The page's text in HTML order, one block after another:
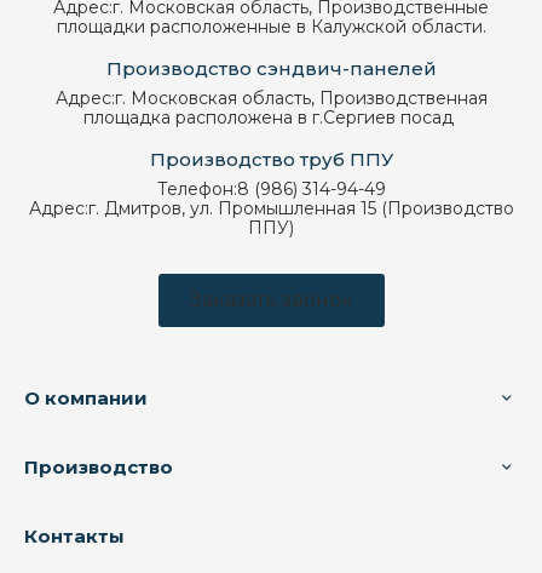
Адрес:г. Московская область, Производственные
площадки расположенные в Калужской области.
Производство сэндвич-панелей
Адрес:г. Московская область, Производственная
площадка расположена в г.Сергиев посад
Производство труб ППУ
Телефон:8 (986) 314-94-49
Адрес:г. Дмитров, ул. Промышленная 15 (Производство
ППУ)
Заказать звонок
О компании
Производство
Контакты